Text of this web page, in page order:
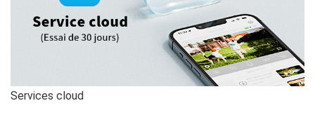
‌Services cloud